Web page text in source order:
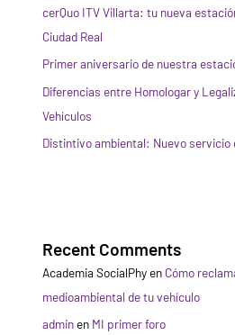
cerQuo ITV Villarta: tu nueva
Ciudad Real
Primer aniversario de nuestra
Diferencias entre Homologar y
Vehículos
Distintivo ambiental: Nuevo servicio
Recent Comments
Academia SocialPhyen Cómo
medioambiental de tu vehículo
adminen MI primer foro